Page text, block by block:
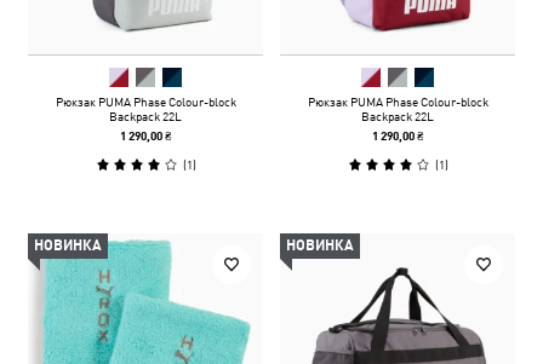
Рюкзак PUMA Phase Colour-block
Backpack 22L
1 290,00 ₴
(1)
Рюкзак PUMA Phase Colour-block
Backpack 22L
1 290,00 ₴
(1)
НОВИНКА НОВИНКА